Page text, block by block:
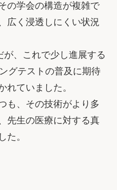
の学会の構造が複雑で
広く浸透しにくい状況
、これで少し進展する
グテストの普及に期待
れていました。
も、その技術がより多
先生の医療に対する真
た。